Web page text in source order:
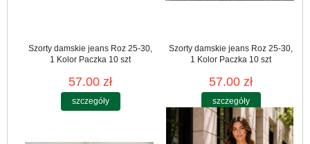
Szorty damskie jeans Roz 25-30,
1 Kolor Paczka 10 szt
57.00 zł
szczegóły
Szorty damskie jeans Roz 25-30,
1 Kolor Paczka 10 szt
57.00 zł
szczegóły